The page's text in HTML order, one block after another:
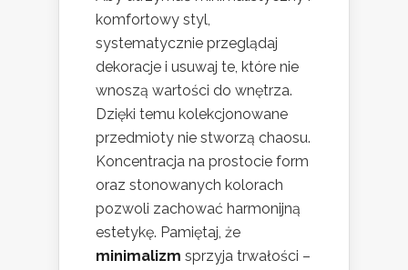
komfortowy styl,
systematycznie przeglądaj
dekoracje i usuwaj te, które nie
wnoszą wartości do wnętrza.
Dzięki temu kolekcjonowane
przedmioty nie stworzą chaosu.
Koncentracja na prostocie form
oraz stonowanych kolorach
pozwoli zachować harmonijną
estetykę. Pamiętaj, że
minimalizm sprzyja trwałości –